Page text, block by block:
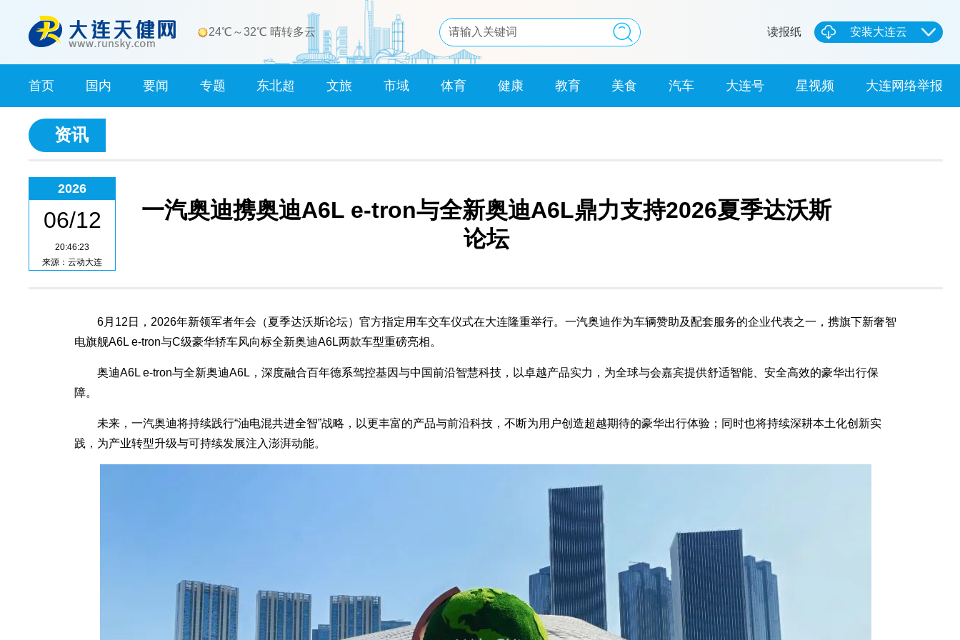
24℃～32℃ 晴转多云 读报纸 安装大连云
首页 国内 要闻 专题 东北超 文旅 市域 体育 健康 教育 美食 汽车 大连号 星视频 大连网络举报
资讯
2026
06/12
20:46:23
来源：云动大连
一汽奥迪携奥迪A6L e-tron与全新奥迪A6L鼎力支持2026夏季达沃斯
论坛
6月12日，2026年新领军者年会（夏季达沃斯论坛）官方指定用车交车仪式在大连隆重举行。一汽奥迪作为车辆赞助及配套服务的企业代表之一，携旗下新奢智
电旗舰A6L e-tron与C级豪华轿车风向标全新奥迪A6L两款车型重磅亮相。
奥迪A6L e-tron与全新奥迪A6L，深度融合百年德系驾控基因与中国前沿智慧科技，以卓越产品实力，为全球与会嘉宾提供舒适智能、安全高效的豪华出行保
障。
未来，一汽奥迪将持续践行“油电混共进全智”战略，以更丰富的产品与前沿科技，不断为用户创造超越期待的豪华出行体验；同时也将持续深耕本土化创新实
践，为产业转型升级与可持续发展注入澎湃动能。